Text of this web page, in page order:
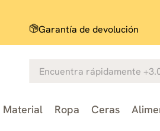
Garantía de devolución
Material Ropa Ceras